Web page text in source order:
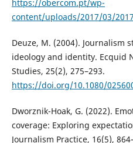
https://obercom.pt/wp-
content/uploads/2017/03/
Deuze, M. (2004). Journalism
ideology and identity. Ecquid
Studies, 25(2), 275–293.
https://doi.org/10.1080/
Dworznik-Hoak, G. (2022).
coverage: Exploring
Journalism Practice, 16(5),